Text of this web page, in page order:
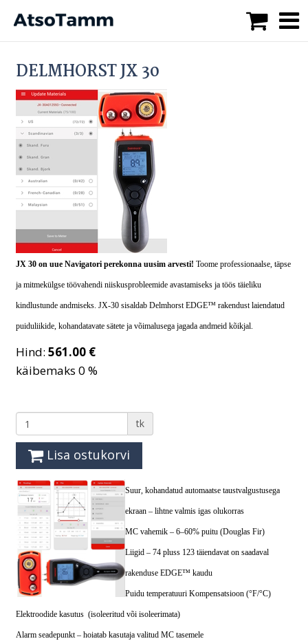
DELMHORST JX 30
JX 30 on uue Navigatori perekonna uusim arvesti! Toome professionaalse, täpse
ja mitmekülgse töövahendi niiskusprobleemide avastamiseks ja töös täieliku
kindlustunde andmiseks. JX-30 sisaldab Delmhorst EDGE™ rakendust laiendatud
puiduliikide, kohandatavate sätete ja võimalusega jagada andmeid kõikjal.
Hind: 561.00 €
käibemaks 0 %
tk
Lisa ostukorvi
Suur, kohandatud automaatse taustvalgustusega
ekraan – lihtne valmis igas olukorras
MC vahemik – 6–60% puitu (Douglas Fir)
Liigid – 74 pluss 123 täiendavat on saadaval
rakenduse EDGE™ kaudu
Puidu temperatuuri Kompensatsioon (°F/°C)
Elektroodide kasutus (isoleeritud või isoleerimata)
Alarm seadepunkt – hoiatab kasutaja valitud MC tasemele